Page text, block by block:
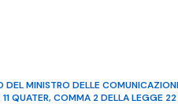
DEL MINISTRO DELLE
11 QUATER, COMMA 2 DELLA LEGGE